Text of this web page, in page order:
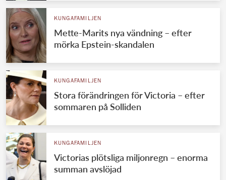
KUNGAFAMILJEN
Mette-Marits nya vändning – efter
mörka Epstein-skandalen
KUNGAFAMILJEN
Stora förändringen för Victoria – efter
sommaren på Solliden
KUNGAFAMILJEN
Victorias plötsliga miljonregn – enorma
summan avslöjad